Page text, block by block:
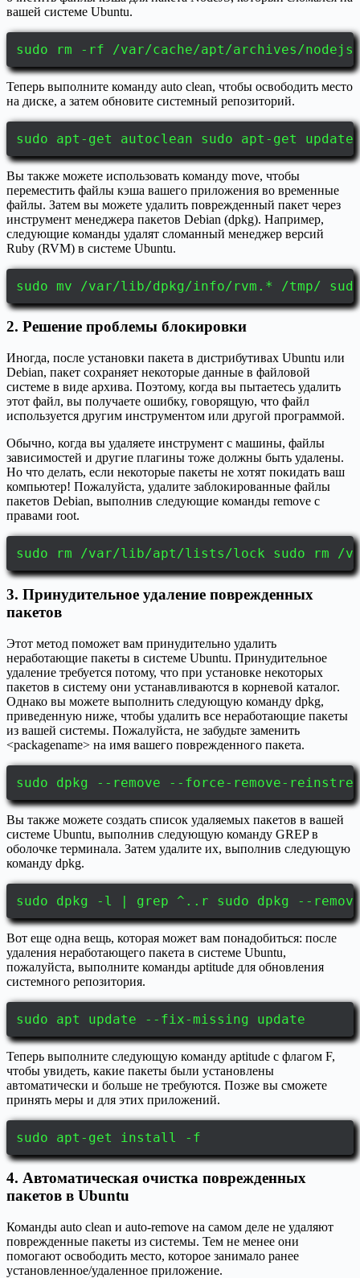
вашей системе Ubuntu.
sudo rm -rf /var/cache/apt/archives/
Теперь выполните команду auto clean, чтобы освободить место
на диске, а затем обновите системный репозиторий.
sudo apt-get autoclean sudo apt-get update
Вы также можете использовать команду move, чтобы
переместить файлы кэша вашего приложения во временные
файлы. Затем вы можете удалить поврежденный пакет через
инструмент менеджера пакетов Debian (dpkg). Например,
следующие команды удалят сломанный менеджер версий
Ruby (RVM) в системе Ubuntu.
sudo mv /var/lib/dpkg/info/rvm.* /tmp/
2. Решение проблемы блокировки
Иногда, после установки пакета в дистрибутивах Ubuntu или
Debian, пакет сохраняет некоторые данные в файловой
системе в виде архива. Поэтому, когда вы пытаетесь удалить
этот файл, вы получаете ошибку, говорящую, что файл
используется другим инструментом или другой программой.
Обычно, когда вы удаляете инструмент с машины, файлы
зависимостей и другие плагины тоже должны быть удалены.
Но что делать, если некоторые пакеты не хотят покидать ваш
компьютер! Пожалуйста, удалите заблокированные файлы
пакетов Debian, выполнив следующие команды remove с
правами root.
sudo rm /var/lib/apt/lists/lock sudo rm /
3. Принудительное удаление поврежденных
пакетов
Этот метод поможет вам принудительно удалить
неработающие пакеты в системе Ubuntu. Принудительное
удаление требуется потому, что при установке некоторых
пакетов в систему они устанавливаются в корневой каталог.
Однако вы можете выполнить следующую команду dpkg,
приведенную ниже, чтобы удалить все неработающие пакеты
из вашей системы. Пожалуйста, не забудьте заменить
<packagename> на имя вашего поврежденного пакета.
sudo dpkg --remove --force-remove-
Вы также можете создать список удаляемых пакетов в вашей
системе Ubuntu, выполнив следующую команду GREP в
оболочке терминала. Затем удалите их, выполнив следующую
команду dpkg.
sudo dpkg -l | grep ^..r sudo dpkg --
Вот еще одна вещь, которая может вам понадобиться: после
удаления неработающего пакета в системе Ubuntu,
пожалуйста, выполните команды aptitude для обновления
системного репозитория.
sudo apt update --fix-missing update
Теперь выполните следующую команду aptitude с флагом F,
чтобы увидеть, какие пакеты были установлены
автоматически и больше не требуются. Позже вы сможете
принять меры и для этих приложений.
sudo apt-get install -f
4. Автоматическая очистка поврежденных
пакетов в Ubuntu
Команды auto clean и auto-remove на самом деле не удаляют
поврежденные пакеты из системы. Тем не менее они
помогают освободить место, которое занимало ранее
установленное/удаленное приложение.